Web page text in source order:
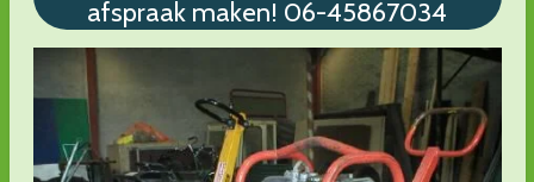
afspraak maken! 06-45867034